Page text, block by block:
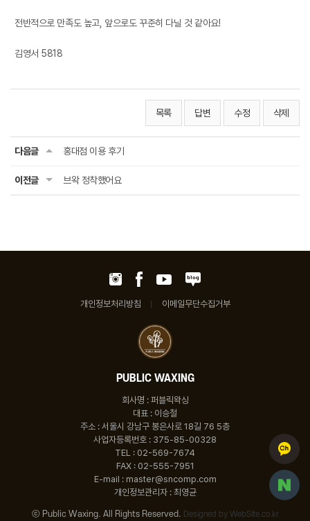
전반적으로 만족도 높고, 앞으로도 꾸준히 다닐 것 같아요!
김영서 5818
목록 답변 수정 삭제
다음글 홍대점 이용 후기
이전글 브왁 정착했어요
PUBLIC WAXING
회사명 : 퍼블릭왁싱
대표 : 이승철
주소 : 서울시 강남구 봉은사로 18길 76 5층
사업자등록번호 : 375-85-00328
TEL : 02-569-7674
FAX : 02-555-7951
E-mail : master@sncomp.com
개인정보관리자 : 최영균
ⓒ Public Waxing. All Rights Reserved. Designed by WebSite.co.kr
개인정보처리방침 이메일무단수집거부